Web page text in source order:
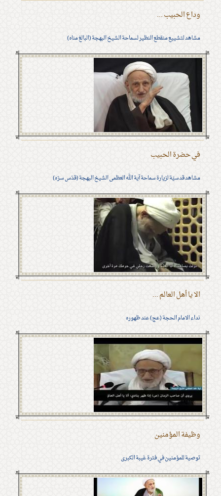
وداع الحبيب ...
مشاهد لتشييع منقطع النظير لسماحة الشيخ البهجة (البالغ مناه)
في حضرة الحبيب
مشاهد قدسيّة لزيارة سماحة آية الله العظمى الشيخ البهجة (قدّس سرّه)
الا يا أهل العالم ...
نداء الامام الحجة (عج) عند ظهوره
وظيفة المؤمنين
توصية للمؤمنين في فترة غيبة الكبرى